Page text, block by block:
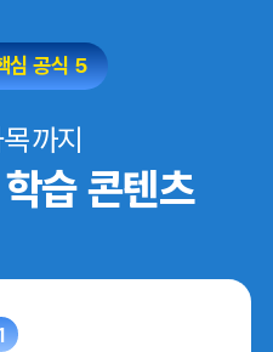
심 공식 5
까지
습 콘텐츠